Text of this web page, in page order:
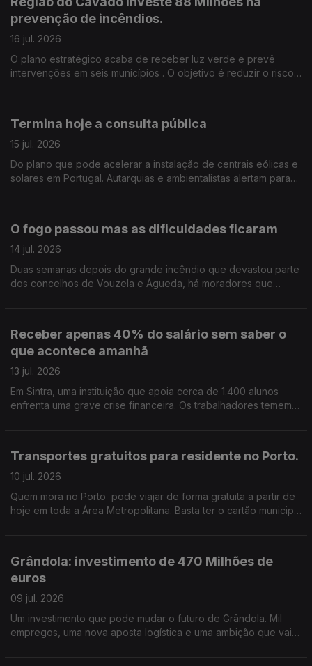
prevenção de incêndios.
16 jul. 2026
O plano estratégico acaba de receber luz verde e prevê
intervenções em seis municípios . O objetivo é reduzir o risco
Termina hoje a consulta pública
15 jul. 2026
Do plano que pode acelerar a instalação de centrais eólicas e
solares em Portugal. Autarquias e ambientalistas alertam para
O fogo passou mas as dificuldades ficaram
14 jul. 2026
Duas semanas depois do grande incêndio que devastou parte
dos concelhos de Vouzela e Águeda, há moradores que
Receber apenas 40% do salário sem saber o
que acontece amanhã
13 jul. 2026
Em Sintra, uma instituição que apoia cerca de 1.400 alunos
enfrenta uma grave crise financeira. Os trabalhadores temem
Transportes gratuitos para residente no Porto.
10 jul. 2026
Quem mora no Porto pode viajar de forma gratuita a partir de
hoje em toda a Área Metropolitana. Basta ter o cartão municipal
Grândola: investimento de 470 Milhões de
euros
09 jul. 2026
Um investimento que pode mudar o futuro de Grândola. Mil
empregos, uma nova aposta logística e uma ambição que vai